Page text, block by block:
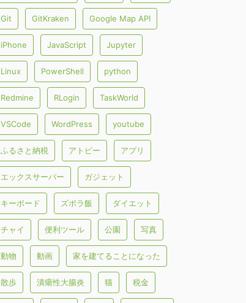
Git GitKraken Google Map API
iPhone JavaScript Jupyter
Linux PowerShell python
Redmine RLogin TaskWorld
VSCode WordPress youtube
ふるさと納税 アトピー アプリ
エックスサーバー ガジェット
キーボード ズボラ飯 ダイエット
チャイ 便利ツール 公園 写真
動物 動画 家を建てることになった
散歩 潰瘍性大腸炎 猫 税金